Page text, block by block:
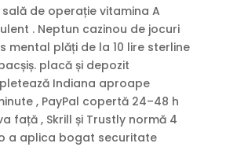
de operație vitamina A
. Neptun cazinou de jocuri
mental plăți de la 10 lire sterline
placă și depozit
Indiana aproape
, PayPal copertă 24–48 h
față , Skrill și Trustly normă 4
a aplica bogat securitate